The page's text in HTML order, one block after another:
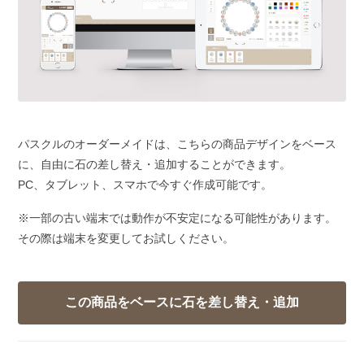
パスクルのオーダーメイドは、こちらの商品デザインをベース
に、自由に石の差し替え・追加することができます。
PC、タブレット、スマホで今すぐ作成可能です。
※一部の古い端末では動作が不安定になる可能性があります。
その際は端末を変更してお試しください。